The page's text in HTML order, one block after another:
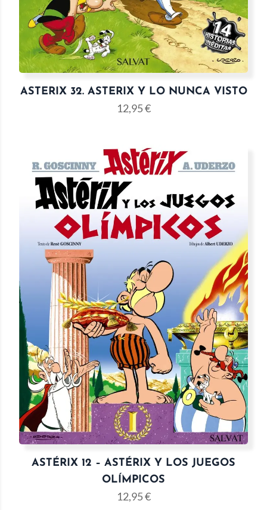
ASTERIX 32. ASTERIX Y LO NUNCA VISTO
12,95€
ASTÉRIX 12 – ASTÉRIX Y LOS JUEGOS
OLÍMPICOS
12,95€